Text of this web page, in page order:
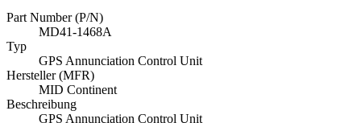
Part Number (P/N)
MD41-1468A
Typ
GPS Annunciation Control Unit
Hersteller (MFR)
MID Continent
Beschreibung
GPS Annunciation Control Unit